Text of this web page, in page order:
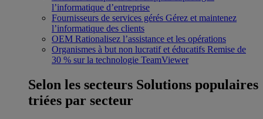
l’informatique d’entreprise
Fournisseurs de services gérés Gérez et maintenez
l’informatique des clients
OEM Rationalisez l’assistance et les opérations
Organismes à but non lucratif et éducatifs Remise de
30 % sur la technologie TeamViewer
Selon les secteurs Solutions populaires
triées par secteur